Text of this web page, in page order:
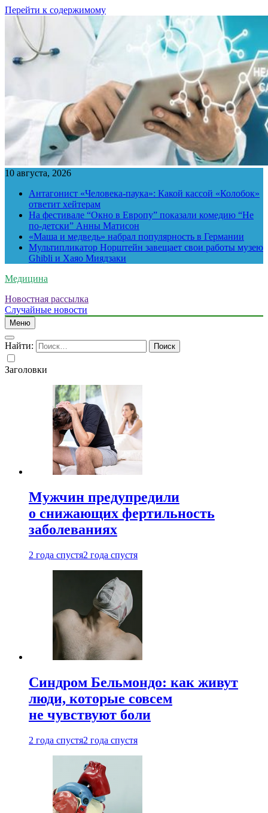
Перейти к содержимому
10 августа, 2026
Антагонист «Человека-паука»: Какой кассой «Колобок»
ответит хейтерам
На фестивале “Окно в Европу” показали комедию “Не
по-детски” Анны Матисон
«Маша и медведь» набрал популярность в Германии
Мультипликатор Норштейн завещает свои работы музею
Ghibli и Хаяо Миядзаки
Медицина
Новостная рассылка
Случайные новости
Меню
Найти:
Заголовки
Мужчин предупредили
о снижающих фертильность
заболеваниях
2 года спустя2 года спустя
Синдром Бельмондо: как живут
люди, которые совсем
не чувствуют боли
2 года спустя2 года спустя